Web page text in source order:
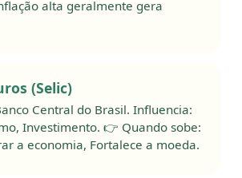
alta geralmente gera
(Selic)
Central do Brasil. Influencia:
Investimento. 👉 Quando sobe:
a economia, Fortalece a moeda.